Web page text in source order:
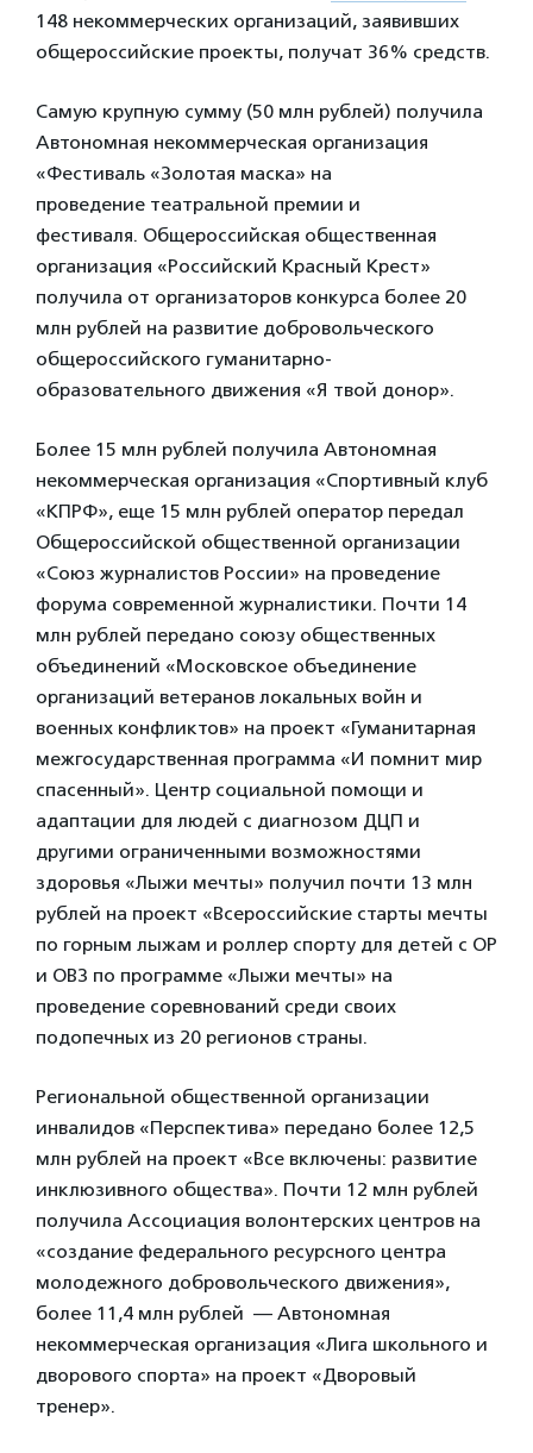
148 некоммерческих организаций, заявивших
общероссийские проекты, получат 36% средств.
Самую крупную сумму (50 млн рублей) получила
Автономная некоммерческая организация
«Фестиваль «Золотая маска» на
проведение театральной премии и
фестиваля. Общероссийская общественная
организация «Российский Красный Крест»
получила от организаторов конкурса более 20
млн рублей на развитие добровольческого
общероссийского гуманитарно-
образовательного движения «Я твой донор».
Более 15 млн рублей получила Автономная
некоммерческая организация «Спортивный клуб
«КПРФ», еще 15 млн рублей оператор передал
Общероссийской общественной организации
«Союз журналистов России» на проведение
форума современной журналистики. Почти 14
млн рублей передано союзу общественных
объединений «Московское объединение
организаций ветеранов локальных войн и
военных конфликтов» на проект «Гуманитарная
межгосударственная программа «И помнит мир
спасенный». Центр социальной помощи и
адаптации для людей с диагнозом ДЦП и
другими ограниченными возможностями
здоровья «Лыжи мечты» получил почти 13 млн
рублей на проект «Всероссийские старты мечты
по горным лыжам и роллер спорту для детей с ОР
и ОВЗ по программе «Лыжи мечты» на
проведение соревнований среди своих
подопечных из 20 регионов страны.
Региональной общественной организации
инвалидов «Перспектива» передано более 12,5
млн рублей на проект «Все включены: развитие
инклюзивного общества». Почти 12 млн рублей
получила Ассоциация волонтерских центров на
«создание федерального ресурсного центра
молодежного добровольческого движения»,
более 11,4 млн рублей — Автономная
некоммерческая организация «Лига школьного и
дворового спорта» на проект «Дворовый
тренер».